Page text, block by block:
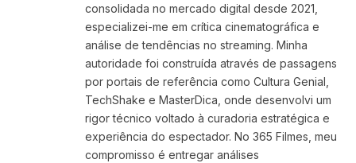
consolidada no mercado digital desde 2021,
especializei-me em crítica cinematográfica e
análise de tendências no streaming. Minha
autoridade foi construída através de passagens
por portais de referência como Cultura Genial,
TechShake e MasterDica, onde desenvolvi um
rigor técnico voltado à curadoria estratégica e
experiência do espectador. No 365 Filmes, meu
compromisso é entregar análises